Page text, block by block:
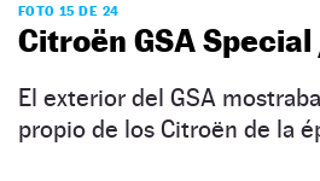
FOTO 15 DE 24
Citroën GSA
El exterior del GSA
propio de los Citroën de la